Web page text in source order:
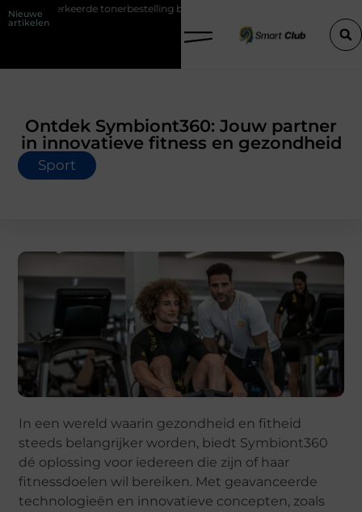
Nieuwe
artikelen
tonerbestelling bij HP printers
Ontdek Symbiont360: Jouw partner
in innovatieve fitness en gezondheid
Sport
In een wereld waarin gezondheid en fitheid
steeds belangrijker worden, biedt Symbiont360
dé oplossing voor iedereen die zijn of haar
fitnessdoelen wil bereiken. Met geavanceerde
technologieën en innovatieve concepten, zoals